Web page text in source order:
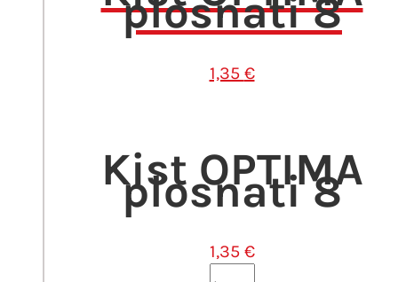
plosnati 8
1,35 €
Kist OPTIMA
plosnati 8
1,35 €